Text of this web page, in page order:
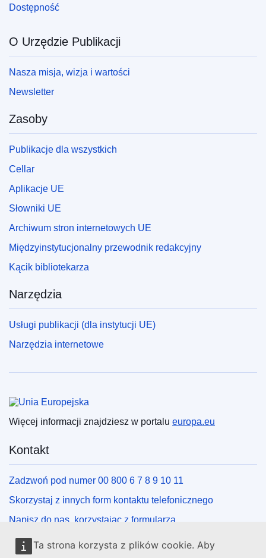
Ta strona korzysta z plików cookie. Aby
Dostępność
O Urzędzie Publikacji
Nasza misja, wizja i wartości
Newsletter
Zasoby
Publikacje dla wszystkich
Cellar
Aplikacje UE
Słowniki UE
Archiwum stron internetowych UE
Międzyinstytucjonalny przewodnik redakcyjny
Kącik bibliotekarza
Narzędzia
Usługi publikacji (dla instytucji UE)
Narzędzia internetowe
Unia Europejska
Więcej informacji znajdziesz w portalu europa.eu
Kontakt
Zadzwoń pod numer 00 800 6 7 8 9 10 11
Skorzystaj z innych form kontaktu telefonicznego
Napisz do nas, korzystając z formularza
Spotkaj się z nami w lokalnym punkcie UE